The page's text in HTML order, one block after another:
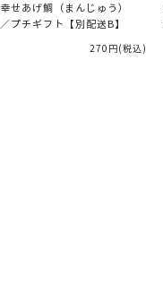
幸せあげ鯛（まんじゅう）
／プチギフト【別配送B】
270円(税込)